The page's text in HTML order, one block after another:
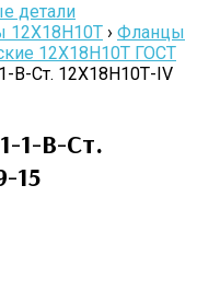
детали
12Х18Н10Т › Фланцы
12Х18Н10Т ГОСТ
B-Cт. 12Х18Н10Т-IV
1-B-Cт.
15